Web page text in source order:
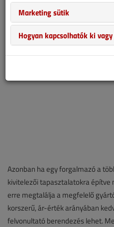
kelet-európai sajátosságoknak
Azonban ha egy forgalmazó a
kivitelezői tapasztalatokra
erre megtalálja a megfelelő
korszerű, ár-érték arányában
felvonultató berendezés lehet.
Marketing sütik
Hogyan kapcsolhatók ki